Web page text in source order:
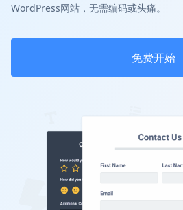
WordPress网站，无需编码或头痛。
免费开始